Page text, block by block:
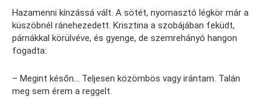
Hazamenni kínzássá vált. A sötét, nyomasztó légkör már a
küszöbnél ránehezedett. Krisztina a szobájában feküdt,
párnákkal körülvéve, és gyenge, de szemrehányó hangon
fogadta:
– Megint későn… Teljesen közömbös vagy irántam. Talán
meg sem érem a reggelt.